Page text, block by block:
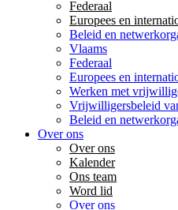
Federaal
Europees en
Beleid en
Vlaams
Federaal
Europees en
Werken met
Vrijwilligersbeleid
Beleid en
Over ons
Over ons
Kalender
Ons team
Word lid
Over ons